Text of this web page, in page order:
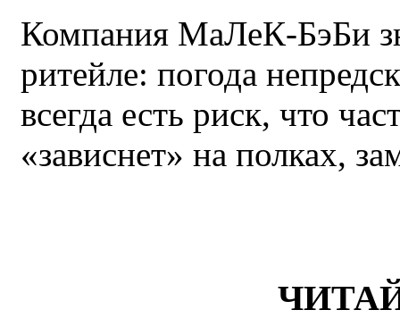
Компания МаЛеК-БэБи
ритейле: погода
всегда есть риск, что
«зависнет» на полках,